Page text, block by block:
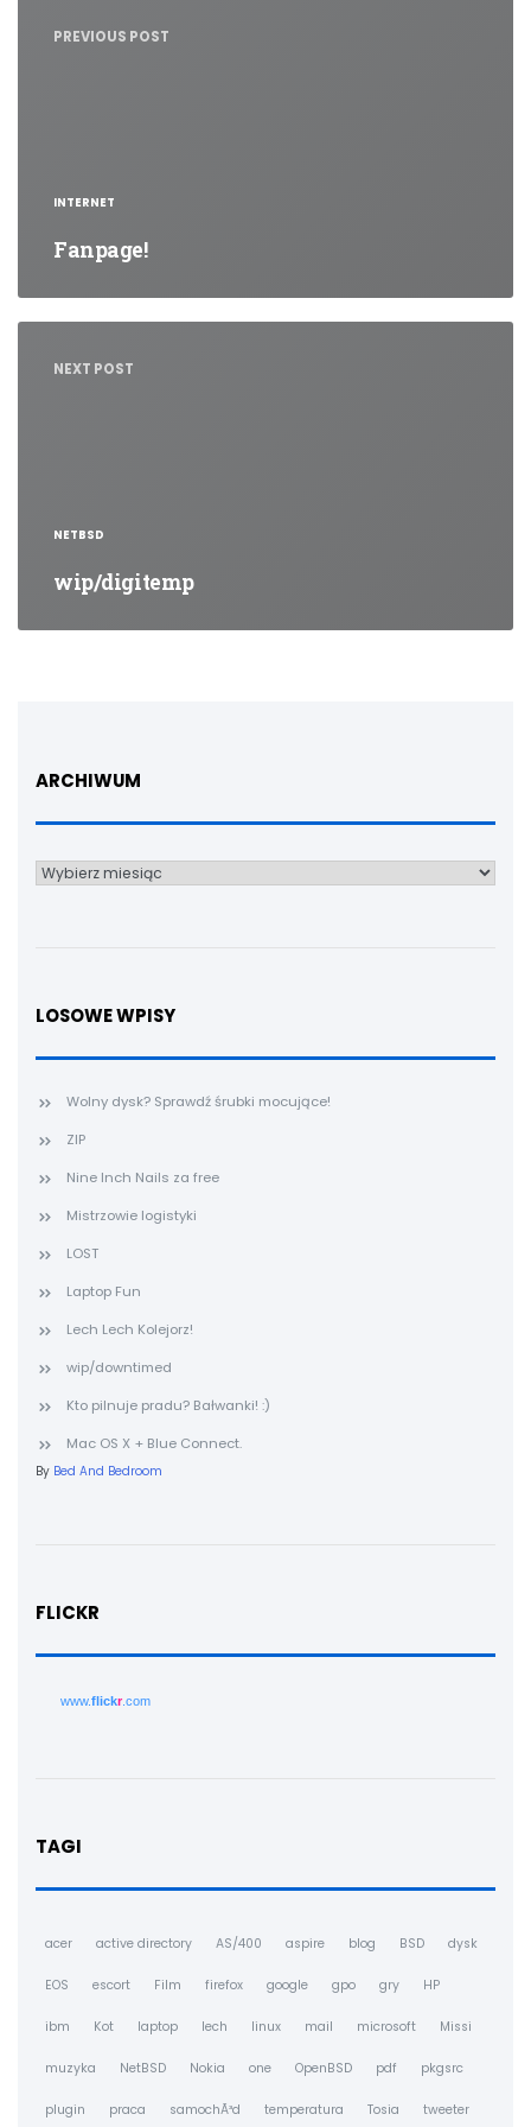
PREVIOUS POST
INTERNET
Fanpage!
NEXT POST
NETBSD
wip/digitemp
ARCHIWUM
Archiwum
LOSOWE WPISY
Wolny dysk? Sprawdź śrubki mocujące!
ZIP
Nine Inch Nails za free
Mistrzowie logistyki
LOST
Laptop Fun
Lech Lech Kolejorz!
wip/downtimed
Kto pilnuje pradu? Bałwanki! :)
Mac OS X + Blue Connect.
By Bed And Bedroom
FLICKR
www.flickr.com
TAGI
acer active directory AS/400 aspire blog BSD dysk
EOS escort Film firefox google gpo gry HP
ibm Kot laptop lech linux mail microsoft Missi
muzyka NetBSD Nokia one OpenBSD pdf pkgsrc
plugin praca samochÃ³d temperatura Tosia tweeter